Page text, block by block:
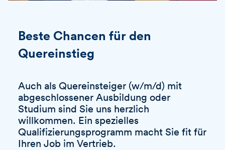
Beste Chancen für den
Quereinstieg
Auch als Quereinsteiger (w/m/d) mit
abgeschlossener Ausbildung oder
Studium sind Sie uns herzlich
willkommen. Ein spezielles
Qualifizierungsprogramm macht Sie fit für
Ihren Job im Vertrieb.